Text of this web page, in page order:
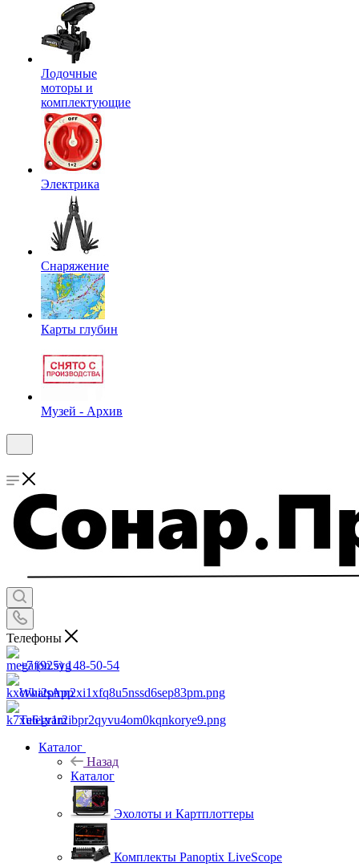
Лодочные
моторы и
комплектующие
Электрика
Снаряжение
Карты глубин
Музей - Архив
Телефоны
+7 (925) 148-50-54
WhatsApp
Telegram
Каталог
Назад
Каталог
Эхолоты и Картплоттеры
Комплекты Panoptix LiveScope